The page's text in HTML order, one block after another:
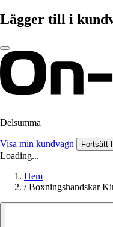
Lägger till i
Delsumma
Visa min kundvagn Fortsätt
Loading...
Hem
/ Boxningshandskar